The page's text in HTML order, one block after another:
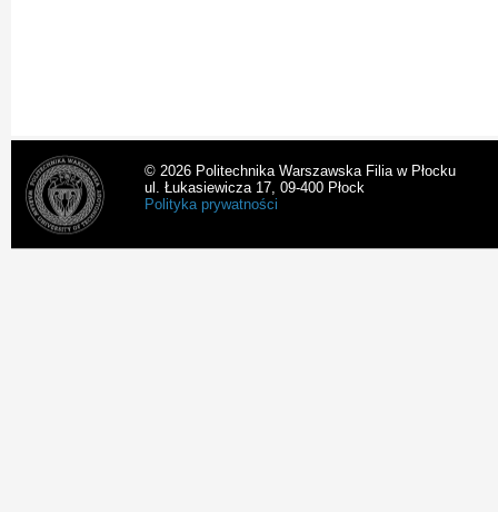
© 2026 Politechnika Warszawska Filia w Płocku
ul. Łukasiewicza 17, 09-400 Płock
Polityka prywatności